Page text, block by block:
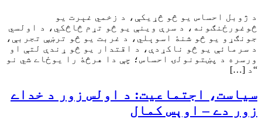
د ژوبل احساس يو څو څړيکې، د زخمي غېرت يو
څوغورځنګونه، د سرې وينې يو څو تړم څاڅکي، د اولسي
جونګړو يو څو شنۀ اسوېلي، د غربت يو څو ترښې تجربې،
د سرمائې يو څو ناکړدې، د اقتدار يو څو ړندې لتې او
ورسره د پښتونولۍ احساس؛ چې دا هرڅۀ را يوځاے شي نو
“د […]
سیاست، اجتماعیت: د اولس زور د خداے
زور دے – اوېس کمال